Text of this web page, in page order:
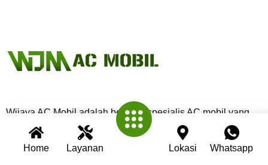
Home Layanan Lokasi Whatsapp
Wijaya AC Mobil adalah bengkel spesialis AC mobil yang
telah berpengalaman lebih dari 30 tahun. Kami berkomitmen
memberikan layanan terbaik dengan teknisi profesional,